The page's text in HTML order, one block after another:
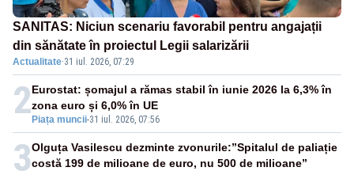
SANITAS: Niciun scenariu favorabil pentru angajații
din sănătate în proiectul Legii salarizării
Actualitate·31 iul. 2026, 07:29
2 Piața muncii-31 iul. 2026, 07:56
Eurostat: șomajul a rămas stabil în iunie 2026 la 6,3% în
zona euro și 6,0% în UE
3Olguța Vasilescu dezminte zvonurile:”Spitalul de paliație
costă 199 de milioane de euro, nu 500 de milioane”